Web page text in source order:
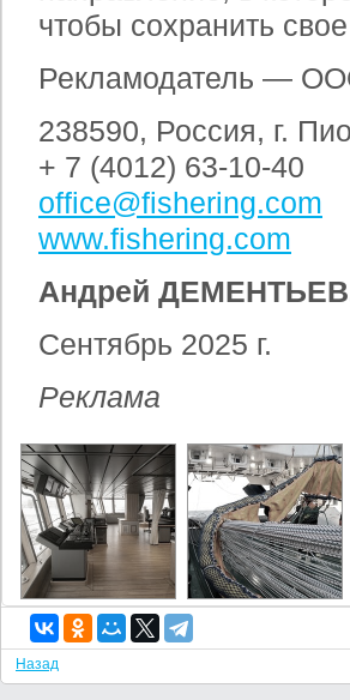
чтобы сохранить
Рекламодатель —
238590, Россия, г.
+ 7 (4012) 63-10-40
office@fishering.com
www.fishering.com
Андрей
Сентябрь 2025 г.
Реклама
Назад